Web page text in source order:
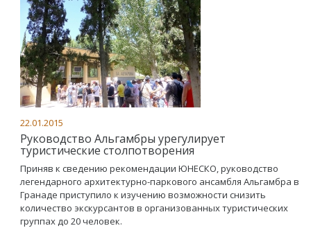
22.01.2015
Руководство Альгамбры урегулирует
туристические столпотворения
Приняв к сведению рекомендации ЮНЕСКО, руководство
легендарного архитектурно-паркового ансамбля Альгамбра в
Гранаде приступило к изучению возможности снизить
количество экскурсантов в организованных туристических
группах до 20 человек.